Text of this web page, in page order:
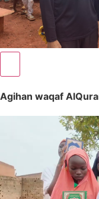
Agihan waqaf